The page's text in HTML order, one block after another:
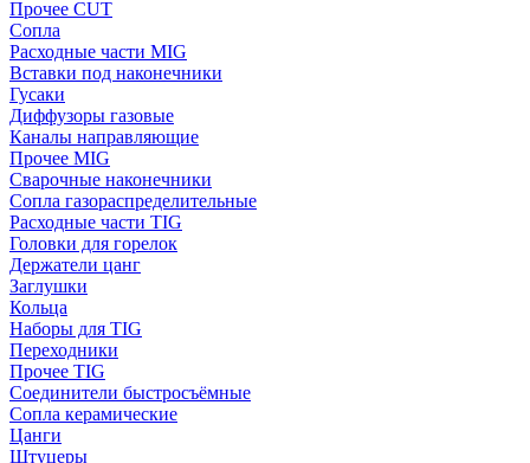
Прочее CUT
Сопла
Расходные части MIG
Вставки под наконечники
Гусаки
Диффузоры газовые
Каналы направляющие
Прочее MIG
Сварочные наконечники
Сопла газораспределительные
Расходные части TIG
Головки для горелок
Держатели цанг
Заглушки
Кольца
Наборы для TIG
Переходники
Прочее TIG
Соединители быстросъёмные
Сопла керамические
Цанги
Штуцеры